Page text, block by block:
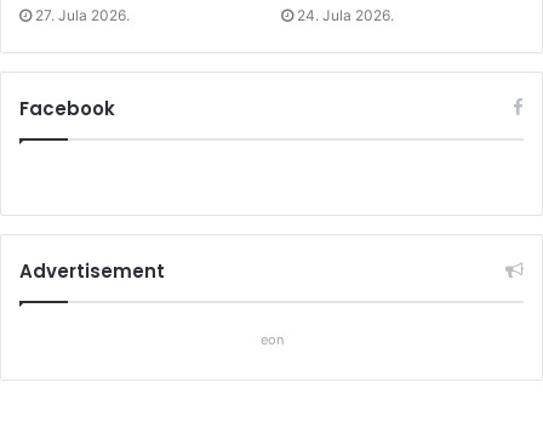
27. Jula 2026. 24. Jula 2026.
Facebook
Advertisement
eon